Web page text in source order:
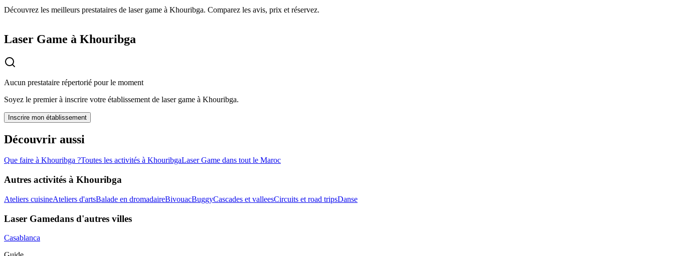
Découvrez les meilleurs prestataires de laser game à Khouribga. Comparez les avis, prix et réservez.
Laser Game à Khouribga
Aucun prestataire répertorié pour le moment
Soyez le premier à inscrire votre établissement de laser game à Khouribga.
Inscrire mon établissement
Découvrir aussi
Que faire à Khouribga ?Toutes les activités à KhouribgaLaser Game dans tout le Maroc
Autres activités à Khouribga
Ateliers cuisineAteliers d'artsBalade en dromadaireBivouacBuggyCascades et valleesCircuits et road tripsDanse
Laser Gamedans d'autres villes
Casablanca